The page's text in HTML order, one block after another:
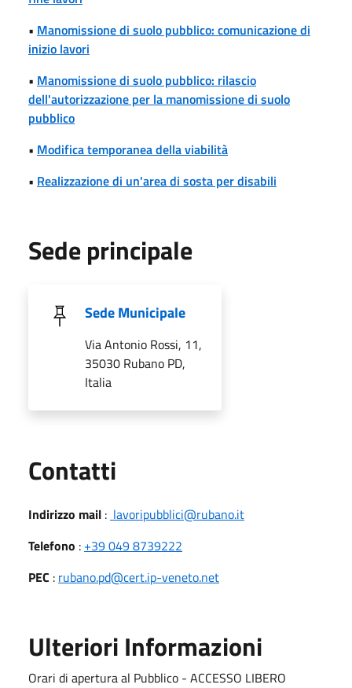
• Manomissione di suolo pubblico: comunicazione di
inizio lavori
• Manomissione di suolo pubblico: rilascio
dell'autorizzazione per la manomissione di suolo
pubblico
• Modifica temporanea della viabilità
• Realizzazione di un'area di sosta per disabili
Sede principale
Sede Municipale
Via Antonio Rossi, 11,
35030 Rubano PD,
Italia
Contatti
Indirizzo mail : lavoripubblici@rubano.it
Telefono : +39 049 8739222
PEC : rubano.pd@cert.ip-veneto.net
Ulteriori Informazioni
Orari di apertura al Pubblico - ACCESSO LIBERO